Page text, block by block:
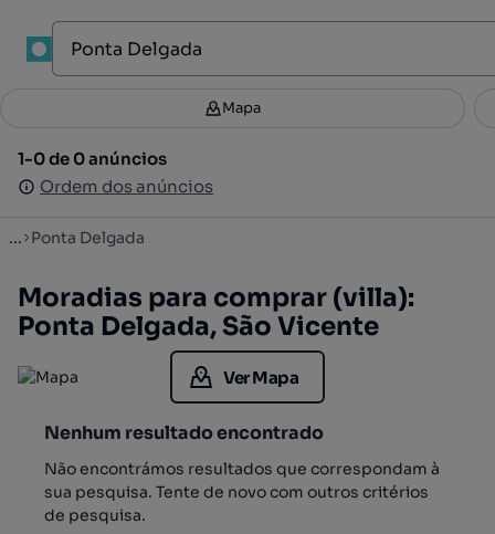
Filtros 3
1-0 de 0 anúncios
Ordem dos anúncios
Mapa
1-0 de 0 anúncios
Ordem dos anúncios
... Ponta Delgada
Moradias para comprar (villa):
Ponta Delgada, São Vicente
Ver Mapa
Nenhum resultado encontrado
Não encontrámos resultados que correspondam à
sua pesquisa. Tente de novo com outros critérios
de pesquisa.